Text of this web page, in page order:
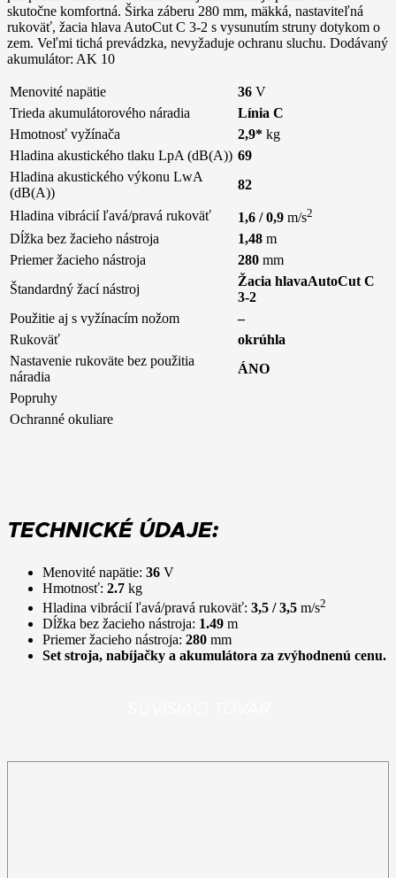
skutočne komfortná. Širka záberu 280 mm, mäkká, nastaviteľná
rukoväť, žacia hlava AutoCut C 3-2 s vysunutím struny dotykom o
zem. Veľmi tichá prevádzka, nevyžaduje ochranu sluchu. Dodávaný
akumulátor: AK 10
Menovité napätie 36 V
Trieda akumulátorového náradia
Línia C
Hmotnosť vyžínača
2,9* kg
Hladina akustického tlaku LpA (dB(A)) 69
Hladina akustického výkonu LwA
(dB(A))
82
Hladina vibrácií ľavá/pravá rukoväť 1,6 / 0,9 m/s2
Dĺžka bez žacieho nástroja 1,48 m
Priemer žacieho nástroja
280 mm
Štandardný žací nástroj
Žacia hlavaAutoCut C
3-2
Použitie aj s vyžínacím nožom
–
Rukoväť
okrúhla
Nastavenie rukoväte bez použitia
náradia
ÁNO
Popruhy
Ochranné okuliare
TECHNICKÉ ÚDAJE:
Menovité napätie: 36 V
Hmotnosť: 2.7 kg
Hladina vibrácií ľavá/pravá rukoväť: 3,5 / 3,5 m/s2
Dĺžka bez žacieho nástroja: 1.49 m
Priemer žacieho nástroja: 280 mm
Set stroja, nabíjačky a akumulátora za zvýhodnenú cenu.